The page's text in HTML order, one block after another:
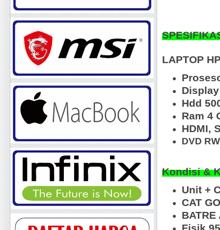
LAPTOP
Hdd
Ram 4
HDMI,
DVD
Kondisi &
Unit +
CAT
BATRE
Fisik